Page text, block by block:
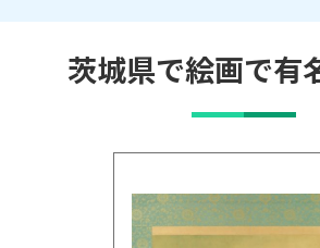
茨城県で絵画で有